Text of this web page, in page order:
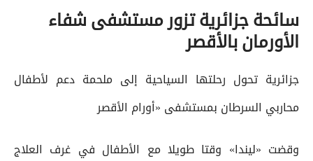
سائحة جزائرية تزور مستشفى شفاء
الأورمان بالأقصر
جزائرية تحول رحلتها السياحية إلى ملحمة دعم لأطفال
محاربي السرطان بمستشفى «أورام الأقصر
وقضت «ليندا» وقتا طويلا مع الأطفال في غرف العلاج